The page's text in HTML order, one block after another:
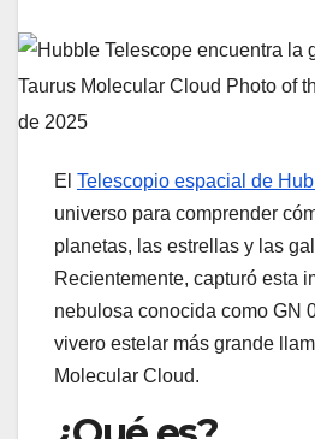
El Telescopio espacial de
universo para comprender
planetas, las estrellas y las
Recientemente, capturó esta
nebulosa conocida como GN
vivero estelar más grande
Molecular Cloud.